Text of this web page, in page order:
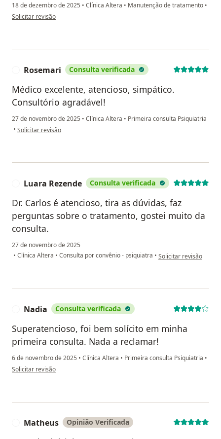
18 de dezembro de 2025 • Clínica Altera • Manutenção de tratamento •
na opinião do utilizador Telmo Camargo
Solicitar revisão
Rosemari Consulta verificada
Médico excelente, atencioso, simpático.
Consultório agradável!
27 de novembro de 2025 • Clínica Altera • Primeira consulta Psiquiatria
• na opinião do utilizador Rosemari
Solicitar revisão
Luara Rezende Consulta verificada
Dr. Carlos é atencioso, tira as dúvidas, faz
perguntas sobre o tratamento, gostei muito da
consulta.
27 de novembro de 2025
• Clínica Altera • Consulta por convênio - psiquiatra • na opinião do
Solicitar revisão
Nadia Consulta verificada
Superatencioso, foi bem solícito em minha
primeira consulta. Nada a reclamar!
6 de novembro de 2025 • Clínica Altera • Primeira consulta Psiquiatria •
na opinião do utilizador Nadia
Solicitar revisão
Matheus Opinião Verificada